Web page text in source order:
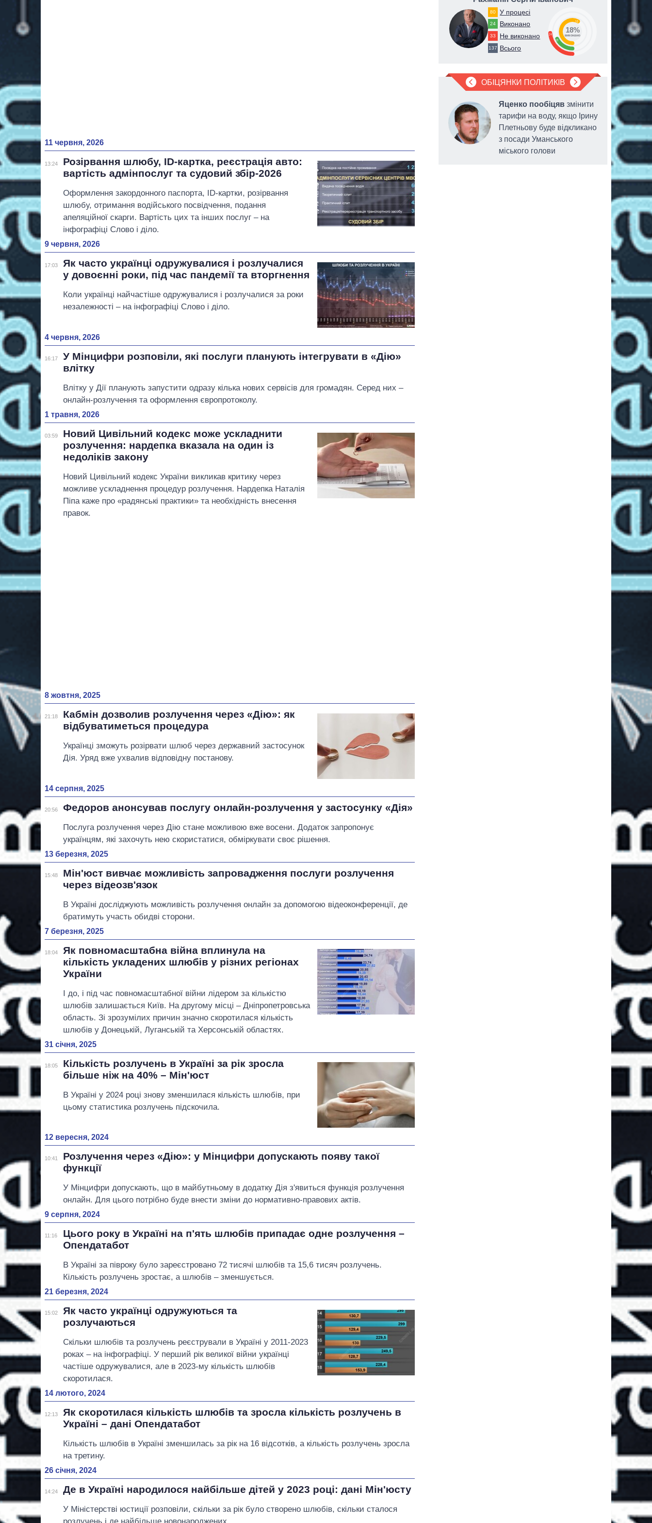
11 червня, 2026
13:24
Розірвання шлюбу, ID-картка, реєстрація авто:
вартість адмінпослуг та судовий збір-2026
Оформлення закордонного паспорта, ID-картки, розірвання
шлюбу, отримання водійського посвідчення, подання
апеляційної скарги. Вартість цих та інших послуг – на
інфографіці Слово і діло.
9 червня, 2026
17:03
Як часто українці одружувалися і розлучалися
у довоєнні роки, під час пандемії та вторгнення
Коли українці найчастіше одружувалися і розлучалися за роки
незалежності – на інфографіці Слово і діло.
4 червня, 2026
16:17
У Мінцифри розповіли, які послуги планують інтегрувати в «Дію»
влітку
Влітку у Дії планують запустити одразу кілька нових сервісів для громадян. Серед них –
онлайн-розлучення та оформлення європротоколу.
1 травня, 2026
03:59
Новий Цивільний кодекс може ускладнити
розлучення: нардепка вказала на один із
недоліків закону
Новий Цивільний кодекс України викликав критику через
можливе ускладнення процедур розлучення. Нардепка Наталія
Піпа каже про «радянські практики» та необхідність внесення
правок.
8 жовтня, 2025
21:18
Кабмін дозволив розлучення через «Дію»: як
відбуватиметься процедура
Українці зможуть розірвати шлюб через державний застосунок
Дія. Уряд вже ухвалив відповідну постанову.
14 серпня, 2025
20:56 Федоров анонсував послугу онлайн-розлучення у застосунку «Дія»
Послуга розлучення через Дію стане можливою вже восени. Додаток запропонує
українцям, які захочуть нею скористатися, обміркувати своє рішення.
13 березня, 2025
15:48
Мін'юст вивчає можливість запровадження послуги розлучення
через відеозв'язок
В Україні досліджують можливість розлучення онлайн за допомогою відеоконференції, де
братимуть участь обидві сторони.
7 березня, 2025
18:04
Як повномасштабна війна вплинула на
кількість укладених шлюбів у різних регіонах
України
І до, і під час повномасштабної війни лідером за кількістю
шлюбів залишається Київ. На другому місці – Дніпропетровська
область. Зі зрозумілих причин значно скоротилася кількість
шлюбів у Донецькій, Луганській та Херсонській областях.
31 січня, 2025
18:05
Кількість розлучень в Україні за рік зросла
більше ніж на 40% – Мін'юст
В Україні у 2024 році знову зменшилася кількість шлюбів, при
цьому статистика розлучень підскочила.
12 вересня, 2024
10:41
Розлучення через «Дію»: у Мінцифри допускають появу такої
функції
У Мінцифри допускають, що в майбутньому в додатку Дія з'явиться функція розлучення
онлайн. Для цього потрібно буде внести зміни до нормативно-правових актів.
9 серпня, 2024
11:16
Цього року в Україні на п'ять шлюбів припадає одне розлучення –
Опендатабот
В Україні за півроку було зареєстровано 72 тисячі шлюбів та 15,6 тисяч розлучень.
Кількість розлучень зростає, а шлюбів – зменшується.
21 березня, 2024
15:02
Як часто українці одружуються та
розлучаються
Скільки шлюбів та розлучень реєстрували в Україні у 2011-2023
роках – на інфографіці. У перший рік великої війни українці
частіше одружувалися, але в 2023-му кількість шлюбів
скоротилася.
14 лютого, 2024
12:13
Як скоротилася кількість шлюбів та зросла кількість розлучень в
Україні – дані Опендатабот
Кількість шлюбів в Україні зменшилась за рік на 16 відсотків, а кількість розлучень зросла
на третину.
26 січня, 2024
14:24 Де в Україні народилося найбільше дітей у 2023 році: дані Мін'юсту
У Міністерстві юстиції розповіли, скільки за рік було створено шлюбів, скільки сталося
80 У процесі
24 Виконано
33 Не виконано
137 Всього
24
18
58
18%
виконано
ОБІЦЯНКИ ПОЛІТИКІВ
Яценко пообіцяв змінити
тарифи на воду, якщо Ірину
Плетньову буде відкликано
з посади Уманського
міського голови